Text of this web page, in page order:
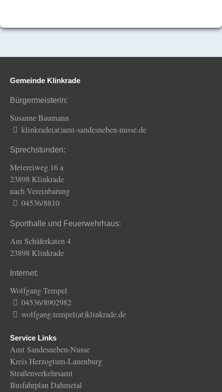
Gemeinde Klinkrade
Bürgermeisterin:
Susanne Baumann
klinkrade(at)amt-sandesneben-nusse.de
Sprechstunden:
Meiereiweg 16 a
23898 Klinkrade
nach Vereinbarung
04536/8810
Sporthalle und Feuerwehrhaus:
Am Schäferkaten 4
23898 Klinkrade
Internet:
Wolfgang Tempel
04536/8902982
wolfgang.tempel(at)klinkrade.de
Service Links
Amt Sandesneben-Nusse
Kreis Herzogtum-Lauenburg
Straßenverkehrsamt
Busfahrplan Dahmetal